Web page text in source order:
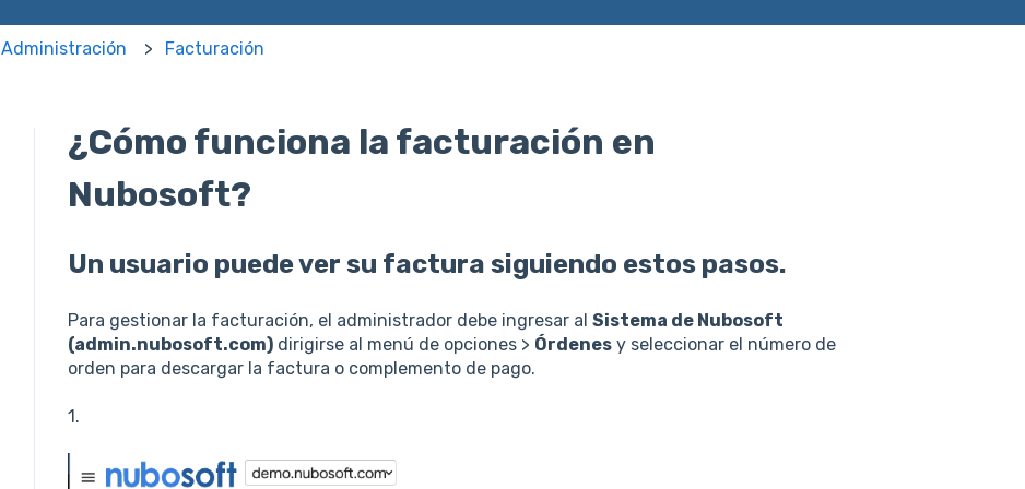
Administración Facturación
¿Cómo funciona la facturación en
Nubosoft?
Un usuario puede ver su factura siguiendo estos pasos.
Para gestionar la facturación, el administrador debe ingresar al Sistema de Nubosoft
(admin.nubosoft.com)dirigirse al menú de opciones > Órdenesy seleccionar el número de
orden para descargar la factura o complemento de pago.
1.